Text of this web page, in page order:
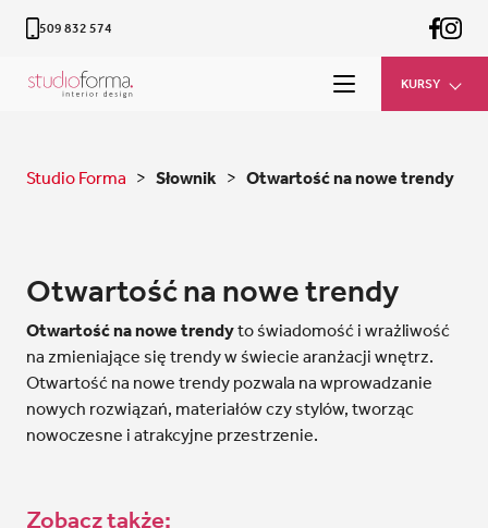
509 832 574
KURSY
Studio Forma > Słownik > Otwartość na nowe trendy
Otwartość na nowe trendy
Otwartość na nowe trendyto świadomość i wrażliwość
na zmieniające się trendy w świecie aranżacji wnętrz.
Otwartość na nowe trendy pozwala na wprowadzanie
nowych rozwiązań, materiałów czy stylów, tworząc
nowoczesne i atrakcyjne przestrzenie.
Zobacz także: